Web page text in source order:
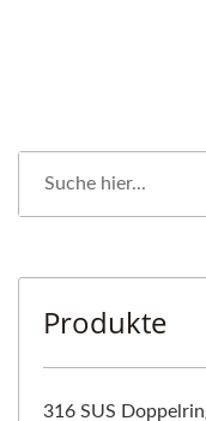
Produkte
316 SUS